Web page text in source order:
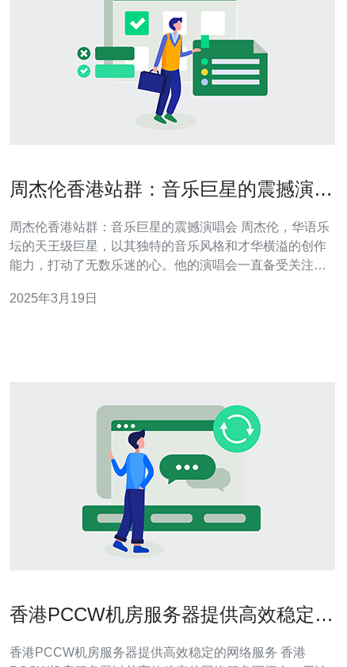
周杰伦香港站群：音乐巨星的震撼演唱
周杰伦香港站群：音乐巨星的震撼演唱会 周杰伦，华语乐
坛的天王级巨星，以其独特的音乐风格和才华横溢的创作
能力，打动了无数乐迷的心。他的演唱会一直备受关注，
介绍周杰伦香港站群的震撼演唱会。 周杰伦香港站群演唱
2025年3月19日
香港PCCW机房服务器提供高效稳定的
香港PCCW机房服务器提供高效稳定的网络服务 香港